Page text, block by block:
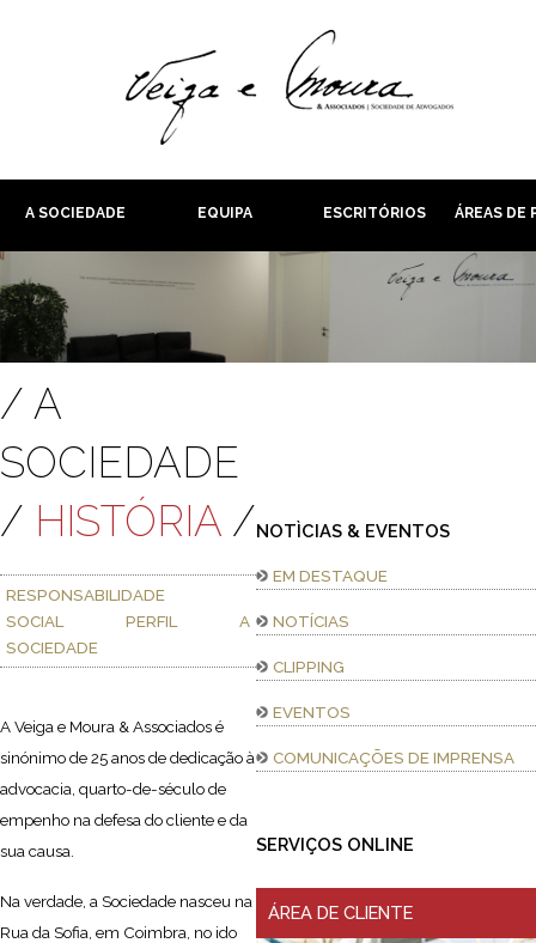
A SOCIEDADE EQUIPA ESCRITÓRIOS ÁREAS DE
/ A
SOCIEDADE
/ HISTÓRIA /
RESPONSABILIDADE
SOCIAL
PERFIL
A
SOCIEDADE
A Veiga e Moura & Associados é
sinónimo de 25 anos de dedicação à
advocacia, quarto-de-século de
empenho na defesa do cliente e da
sua causa.
Na verdade, a Sociedade nasceu na
Rua da Sofia, em Coimbra, no ido
NOTÌCIAS & EVENTOS
EM DESTAQUE
NOTÍCIAS
CLIPPING
EVENTOS
COMUNICAÇÕES DE IMPRENSA
SERVIÇOS ONLINE
ÁREA DE CLIENTE